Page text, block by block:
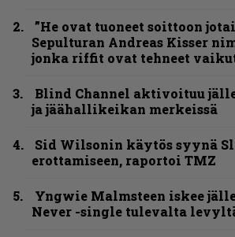
”He ovat tuoneet soittoon
Sepulturan Andreas Kisser
jonka riffit ovat tehneet
Blind Channel aktivoituu
ja jäähallikeikan merkeissä
Sid Wilsonin käytös syynä
erottamiseen, raportoi TMZ
Yngwie Malmsteen iskee
Never -single tulevalta